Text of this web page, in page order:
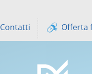
Contatti Offerta